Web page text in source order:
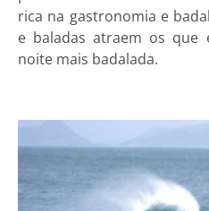
rica na gastronomia e
e baladas atraem os que
noite mais badalada.